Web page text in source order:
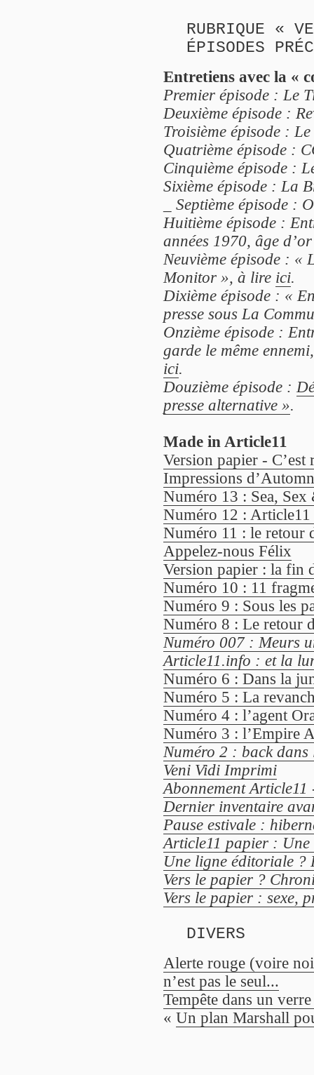
RUBRIQUE «
ÉPISODES
Entretiens avec la «
Premier épisode : Le
Deuxième épisode :
Troisième épisode :
Quatrième épisode :
Cinquième épisode :
Sixième épisode : La
Septième épisode :
Huitième épisode :
années 1970, âge
Neuvième épisode :
Monitor », à lire ici.
Dixième épisode : «
presse sous La
Onzième épisode :
garde le même
ici.
Douzième épisode :
presse alternative ».
Made in Article11
Version papier -
Impressions
Numéro 13 : Sea,
Numéro 12 :
Numéro 11 : le retour
Appelez-nous Félix
Version papier : la fin
Numéro 10 : 11
Numéro 9 : Sous les
Numéro 8 : Le retour
Numéro 007 : Meurs
Article11.info : et la
Numéro 6 : Dans la
Numéro 5 : La
Numéro 4 : l’agent
Numéro 3 : l’Empire
Numéro 2 : back dans
Veni Vidi Imprimi
Abonnement
Dernier inventaire
Pause estivale :
Article11 papier : Une
Une ligne éditoriale ?
Vers le papier ?
Vers le papier : sexe,
DIVERS
Alerte rouge (voire
n’est pas le seul...
Tempête dans un
« Un plan Marshall